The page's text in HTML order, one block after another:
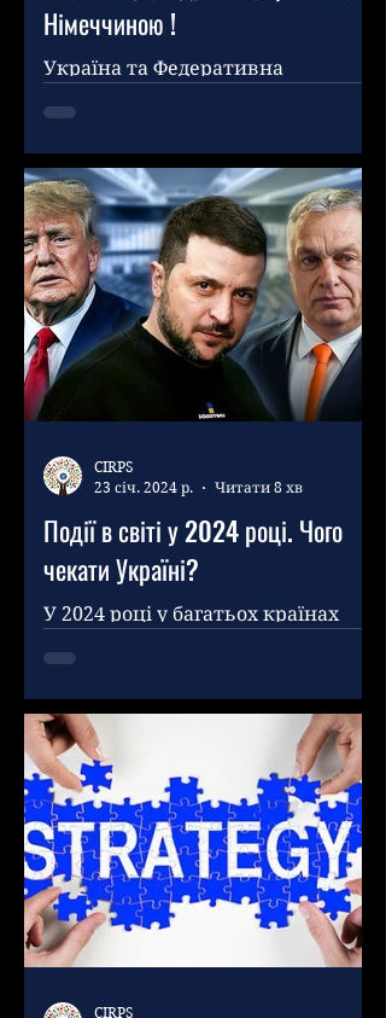
Німеччиною !
Україна та Федеративна
(«Німеччина»), далі – «Учасники»,
рішуче засуджують
невиправдану, неспровоковану,
незаконну...
Події в світі у 2024 році. Чого
чекати Україні?
У 2024 році у багатьох країнах
парламентські та місцеві вибори.
Голосуватимуть близько 4
мільярдів...
CIRPS
23 січ. 2024 р.
Читати 8 хв
CIRPS